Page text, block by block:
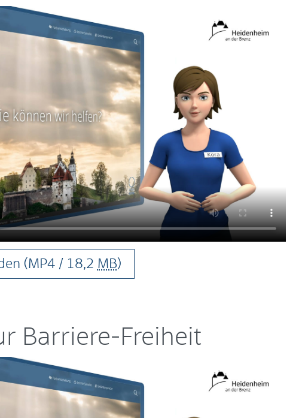
(MP4 / 18,2 MB)
Barriere-Freiheit